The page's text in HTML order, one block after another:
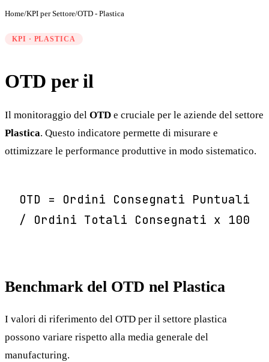
Home/KPI per Settore/OTD - Plastica
KPI · PLASTICA
OTD per il
Il monitoraggio del OTD e cruciale per le aziende del settore
Plastica. Questo indicatore permette di misurare e
ottimizzare le performance produttive in modo sistematico.
OTD = Ordini Consegnati Puntuali
/ Ordini Totali Consegnati x 100
Benchmark del OTD nel Plastica
I valori di riferimento del OTD per il settore plastica
possono variare rispetto alla media generale del
manufacturing.